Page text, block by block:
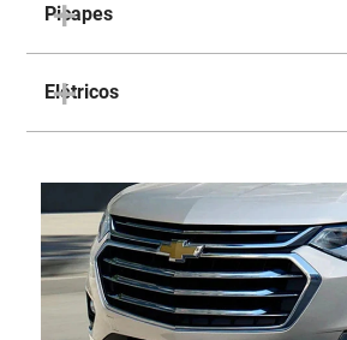
Picapes
Elétricos